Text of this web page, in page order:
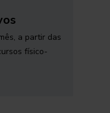
a partir das
físico-